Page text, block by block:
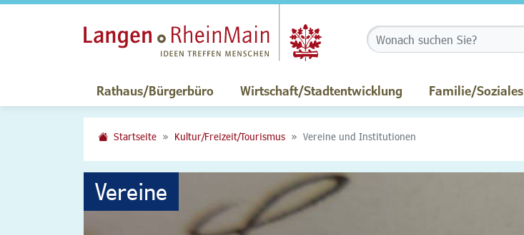
Rathaus/Bürgerbüro Wirtschaft/Stadtentwicklung Familie/Soziales
Startseite Kultur/Freizeit/Tourismus Vereine und Institutionen
Vereine